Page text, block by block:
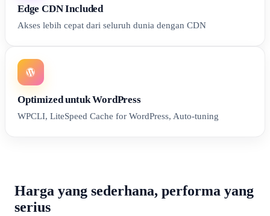
Edge CDN Included
Akses lebih cepat dari seluruh dunia dengan CDN
Optimized untuk WordPress
WPCLI, LiteSpeed Cache for WordPress, Auto-tuning
Harga yang sederhana, performa yang
serius